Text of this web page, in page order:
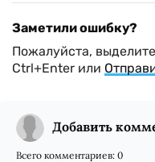
Заметили ошибку?
Пожалуйста,
Ctrl+Enter или
Добавить
Всего комментариев: 0